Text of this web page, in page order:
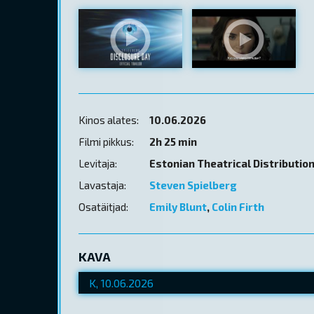
Kinos alates:
10.06.2026
Filmi pikkus:
2h 25 min
Levitaja:
Estonian Theatrical Distribution
Lavastaja:
Steven Spielberg
Osatäitjad:
Emily Blunt, Colin Firth
KAVA